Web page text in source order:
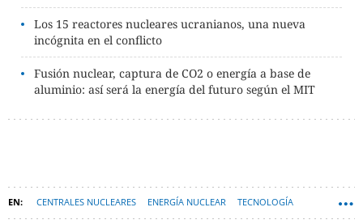
Los 15 reactores nucleares ucranianos, una nueva
incógnita en el conflicto
Fusión nuclear, captura de CO2 o energía a base de
aluminio: así será la energía del futuro según el MIT
CENTRALES NUCLEARES ENERGÍA NUCLEAR TECNOLOGÍA